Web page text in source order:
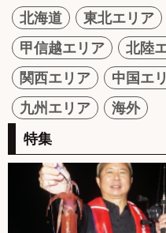
北海道 東北エリア
甲信越エリア
北陸
関西エリア
中国エ
九州エリア
海外
特集